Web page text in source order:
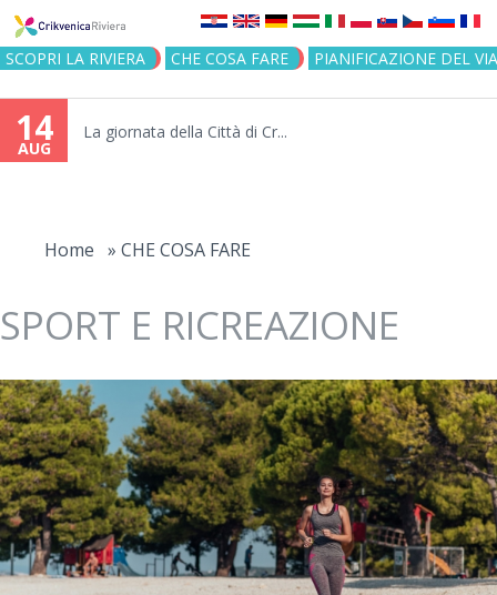
Jump to navigation
SCOPRI LA RIVIERA CHE COSA FARE PIANIFICAZIONE DEL
14
AUG
La giornata della Città di Cr...
Home » CHE COSA FARE
SPORT E RICREAZIONE